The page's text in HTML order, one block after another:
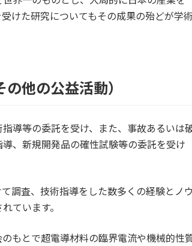
けた研究についてもその成果の殆どが学術
他の公益活動）
導等の委託を受け、また、事故あるいは
、新規開発品の確性試験等の委託を受け
調査、技術指導をした数多くの経験とノウ
ています。
もとで超電導材料の臨界電流や機械的性